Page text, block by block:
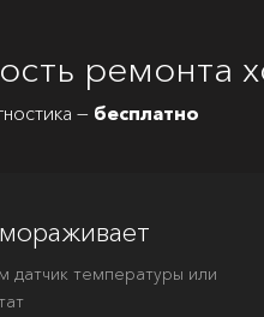
ремонта
— бесплатно
датчик температуры или